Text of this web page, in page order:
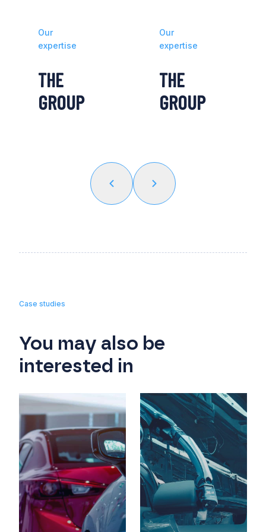
Our
expertise
THE
GROUP
Our
expertise
THE
GROUP
Case studies
You may also be
interested in